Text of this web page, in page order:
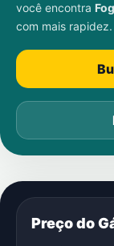
você encontra
com mais rapidez.
Preço do